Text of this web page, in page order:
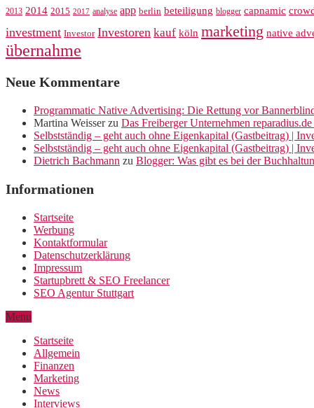
2013 2014 2015 2017 analyse app berlin beteiligung blogger capnamic
investment Investor Investoren kauf köln marketing native
übernahme
Neue Kommentare
Programmatic Native Advertising: Die Rettung vor
Martina Weisserzu Das Freiberger Unternehmen
Selbstständig – geht auch ohne Eigenkapital (Gastbeitrag) |
Selbstständig – geht auch ohne Eigenkapital (Gastbeitrag) |
Dietrich Bachmann zu Blogger: Was gibt es bei der
Informationen
Startseite
Werbung
Kontaktformular
Datenschutzerklärung
Impressum
Startupbrett & SEO Freelancer
SEO Agentur Stuttgart
Menu
Startseite
Allgemein
Finanzen
Marketing
News
Interviews